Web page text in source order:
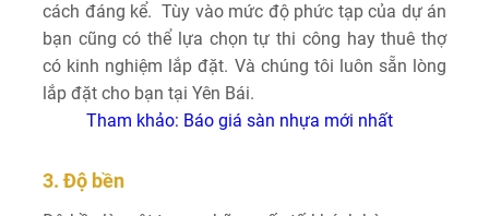
cách đáng kể. Tùy vào mức độ phức tạp của dự án
bạn cũng có thể lựa chọn tự thi công hay thuê thợ
có kinh nghiệm lắp đặt. Và chúng tôi luôn sẵn lòng
lắp đặt cho bạn tại Yên Bái.
Tham khảo: Báo giá sàn nhựa mới nhất
3. Độ bền